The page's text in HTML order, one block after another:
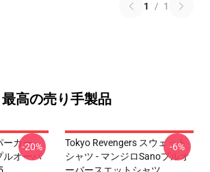
1 / 1
最高の売り手製品
ーカー -
ルオーバ
-20%
Tokyo Revengers スウェット
シャツ - マンジロSanoプルオ
-6%